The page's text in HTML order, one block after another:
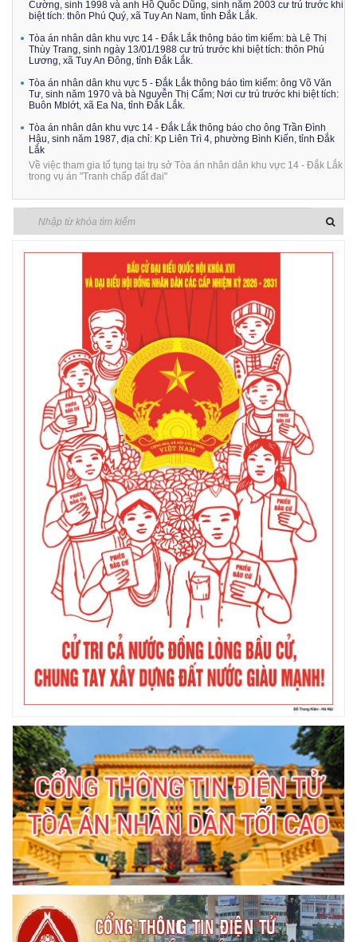
Cường, sinh 1998 và anh Hồ Quốc Dũng, sinh năm 2003 cư trú trước khi
biệt tích: thôn Phú Quý, xã Tuy An Nam, tỉnh Đắk Lắk.
Tòa án nhân dân khu vực 14 - Đắk Lắk thông báo tìm kiếm: bà Lê Thị
Thùy Trang, sinh ngày 13/01/1988 cư trú trước khi biệt tích: thôn Phú
Lương, xã Tuy An Đông, tỉnh Đắk Lắk.
Tòa án nhân dân khu vực 5 - Đắk Lắk thông báo tìm kiếm: ông Võ Văn
Tư, sinh năm 1970 và bà Nguyễn Thị Cẩm; Nơi cư trú trước khi biệt tích:
Buôn Mblớt, xã Ea Na, tỉnh Đắk Lắk.
Tòa án nhân dân khu vực 14 - Đắk Lắk thông báo cho ông Trần Đình
Hậu, sinh năm 1987, địa chỉ: Kp Liên Trì 4, phường Bình Kiến, tỉnh Đắk
Lắk
Về việc tham gia tố tụng tại trụ sở Tòa án nhân dân khu vực 14 - Đắk Lắk
trong vụ án "Tranh chấp đất đai"